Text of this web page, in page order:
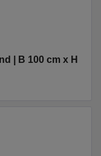
| B 100 cm x H